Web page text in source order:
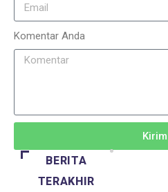
Komentar Anda
Kirim
BERITA
TERAKHIR